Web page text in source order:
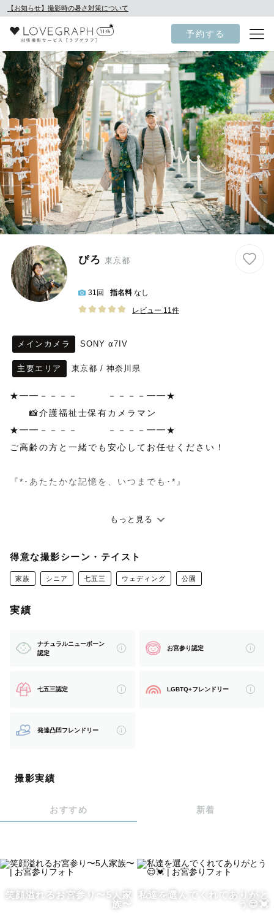
【お知らせ】撮影時の暑さ対策について
予約する
ぴろ 東京都
31回 指名料 なし
レビュー 11件
メインカメラ SONY α7IV
主要エリア 東京都 / 神奈川県
★━━－－－－　　　－－－－━━★
📸介護福祉士保有カメラマン
★━━－－－－　　　－－－－━━★
ご高齢の方と一緒でも安心してお任せください！
『*･あたたかな記憶を、いつまでも･*』
その日、その瞬間に心で感じた
そんな写真をお届けします。
ありがとうございます😌
東京都を拠点に関東で活動している
人は、1日の出来事を次の日には半分ほどしか
だからこそ、何気ない日常も
少しずつ記憶から薄れていってしまいます。
もっと見る
得意な撮影シーン・テイスト
家族 シニア 七五三 ウェディング 公園
実績
ナチュラルニューボーン
認定
お宮参り認定
七五三認定 LGBTQ+フレンドリー
発達凸凹フレンドリー
撮影実績
おすすめ 新着
笑顔溢れるお宮参り〜5人家
族〜
私達を選んでくれてありがと
う😌💓